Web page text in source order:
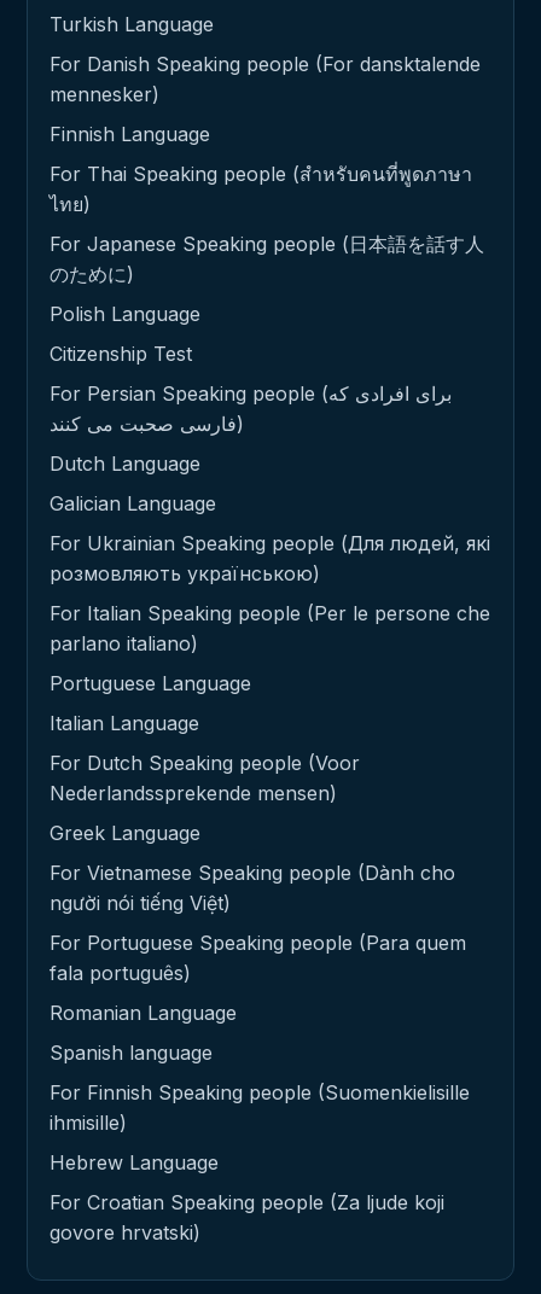
Turkish Language
For Danish Speaking people (For dansktalende
mennesker)
Finnish Language
For Thai Speaking people (สำหรับคนที่พูดภาษา
ไทย)
For Japanese Speaking people (日本語を話す人
のために)
Polish Language
Citizenship Test
For Persian Speaking people (برای افرادی که
فارسی صحبت می کنند)
Dutch Language
Galician Language
For Ukrainian Speaking people (Для людей, які
розмовляють українською)
For Italian Speaking people (Per le persone che
parlano italiano)
Portuguese Language
Italian Language
For Dutch Speaking people (Voor
Nederlandssprekende mensen)
Greek Language
For Vietnamese Speaking people (Dành cho
người nói tiếng Việt)
For Portuguese Speaking people (Para quem
fala português)
Romanian Language
Spanish language
For Finnish Speaking people (Suomenkielisille
ihmisille)
Hebrew Language
For Croatian Speaking people (Za ljude koji
govore hrvatski)